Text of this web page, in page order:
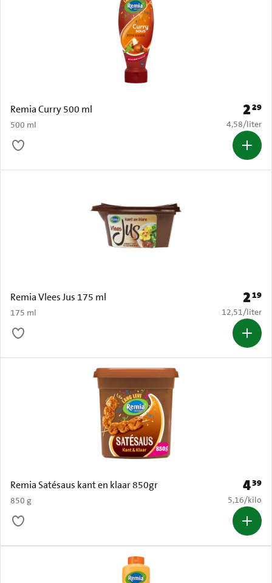
Remia Curry 500 ml
500 ml
Prijs:
229
€ 4,58 per
4,58/liter
Remia Vlees Jus 175 ml
175 ml
Prijs:
219
€ 12,51 per
12,51/liter
Remia Satésaus kant en klaar 850gr
850 g
Prijs:
439
€ 5,16 per
5,16/kilo